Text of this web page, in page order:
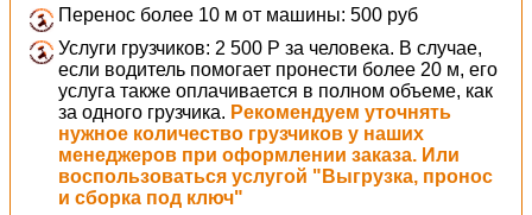
Перенос более 10 м от машины: 500 руб
Услуги грузчиков: 2 500 Р за человека. В случае,
если водитель помогает пронести более 20 м, его
услуга также оплачивается в полном объеме, как
за одного грузчика. Рекомендуем уточнять
нужное количество грузчиков у наших
менеджеров при оформлении заказа. Или
воспользоваться услугой "Выгрузка, пронос
и сборка под ключ"